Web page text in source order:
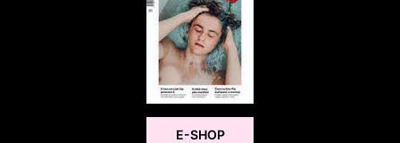
E-SHOP